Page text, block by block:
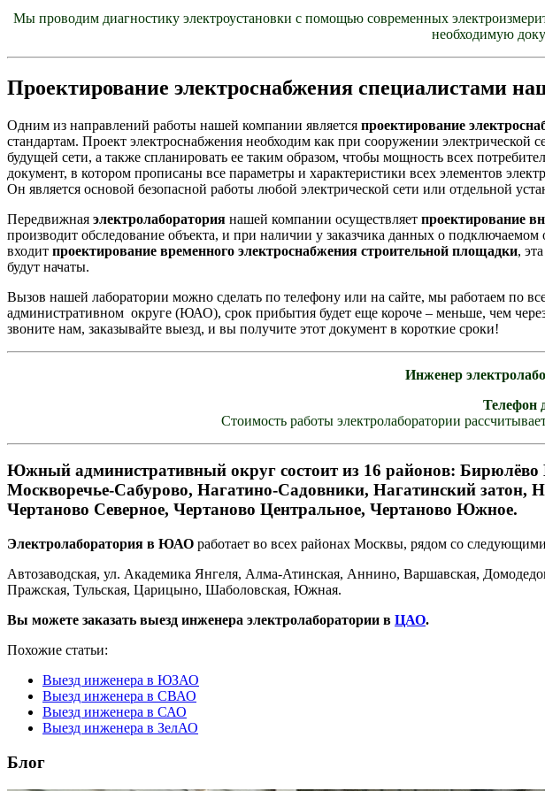
Мы проводим диагностику электроустановки с помощью современных
необходимую
Проектирование электроснабжения специалистами
Одним из направлений работы нашей компании является проектирование
стандартам. Проект электроснабжения необходим как при сооружении электрической
будущей сети, а также спланировать ее таким образом, чтобы мощность всех
документ, в котором прописаны все параметры и характеристики всех элементов
Он является основой безопасной работы любой электрической сети или отдельной
Передвижная электролаборатория нашей компании осуществляет проектирование
производит обследование объекта, и при наличии у заказчика данных о
входит проектирование временного электроснабжения строительной площадки,
будут начаты.
Вызов нашей лаборатории можно сделать по телефону или на сайте, мы работаем
административном округе (ЮАО), срок прибытия будет еще короче – меньше, чем
звоните нам, заказывайте выезд, и вы получите этот документ в короткие сроки!
Инженер
Телефон
Стоимость работы электролаборатории
Южный административный округ состоит из 16 районов: Бирюлёво
Москворечье-Сабурово, Нагатино-Садовники, Нагатинский
Чертаново Северное, Чертаново Центральное, Чертаново Южное.
Электролаборатория в ЮАО работает во всех районах Москвы, рядом со
Автозаводская, ул. Академика Янгеля, Алма-Атинская, Аннино, Варшавская,
Пражская, Тульская, Царицыно, Шаболовская, Южная.
Вы можете заказать выезд инженера электролаборатории в ЦАО.
Похожие статьи:
Выезд инженера в ЮЗАО
Выезд инженера в СВАО
Выезд инженера в САО
Выезд инженера в ЗелАО
Блог